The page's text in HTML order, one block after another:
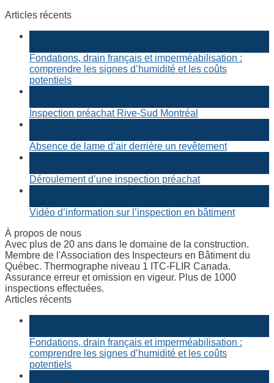
Articles récents
Fondations, drain français et imperméabilisation :
comprendre les signes d’humidité et les coûts
potentiels
Inspection préachat Rive-Sud Montréal
Absence de lame d’air derrière un revêtement
Déroulement d’une inspection préachat
Vidéo d’information sur l’inspection en bâtiment
À propos de nous
Avec plus de 20 ans dans le domaine de la construction.
Membre de l'Association des Inspecteurs en Bâtiment du
Québec. Thermographe niveau 1 ITC-FLIR Canada.
Assurance erreur et omission en vigeur. Plus de 1000
inspections effectuées.
Articles récents
Fondations, drain français et imperméabilisation :
comprendre les signes d’humidité et les coûts
potentiels